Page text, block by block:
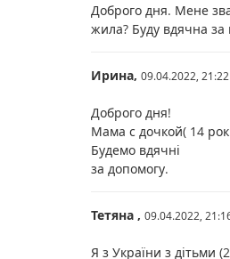
Доброго дня. Мене
жила? Буду вдячна за
Ирина, 09.04.2022, 21:22
Доброго дня!
Мама с дочкой( 14
Будемо вдячні
за допомогу.
Тетяна , 09.04.2022,
Я з України з дітьми